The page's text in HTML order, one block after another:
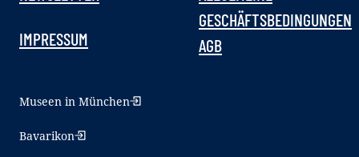
IMPRESSUM
GESCHÄFTSBEDINGUNGEN
AGB
Museen in München
Bavarikon